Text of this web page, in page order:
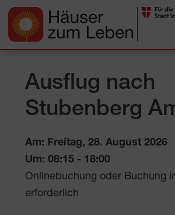
Ausflug nach
Stubenberg
Am: Freitag, 28. August 2026
Um: 08:15 - 18:00
Onlinebuchung oder Buchung
erforderlich